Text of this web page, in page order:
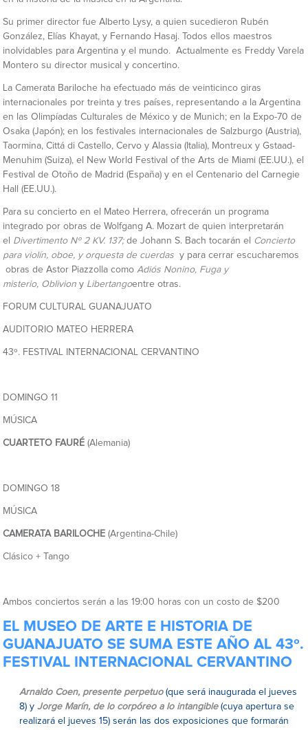
Su primer director fue Alberto Lysy, a quien sucedieron Rubén
González, Elías Khayat, y Fernando Hasaj. Todos ellos maestros
inolvidables para Argentina y el mundo. Actualmente es Freddy Varela
Montero su director musical y concertino.
La Camerata Bariloche ha efectuado más de veinticinco giras
internacionales por treinta y tres países, representando a la Argentina
en las Olimpíadas Culturales de México y de Munich; en la Expo-70 de
Osaka (Japón); en los festivales internacionales de Salzburgo (Austria),
Taormina, Cittá di Castello, Cervo y Alassia (Italia), Montreux y Gstaad-
Menuhim (Suiza), el New World Festival of the Arts de Miami (EE.UU.), el
Festival de Otoño de Madrid (España) y en el Centenario del Carnegie
Hall (EE.UU.).
Para su concierto en el Mateo Herrera, ofrecerán un programa
integrado por obras de Wolfgang A. Mozart de quien interpretarán
el Divertimento Nº 2 KV. 137;de Johann S. Bach tocarán el
Concierto
para violín, oboe, y orquesta de cuerdas
y para cerrar escucharemos
obras de Astor Piazzolla comoAdiós Nonino, Fuga y
misterio, Oblivion y Libertangoentre otras.
FORUM CULTURAL GUANAJUATO
AUDITORIO MATEO HERRERA
43º. FESTIVAL INTERNACIONAL CERVANTINO
DOMINGO 11
MÚSICA
CUARTETO FAURÉ (Alemania)
DOMINGO 18
MÚSICA
CAMERATA BARILOCHE (Argentina-Chile)
Clásico + Tango
Ambos conciertos serán a las 19:00 horas con un costo de $200
EL MUSEO DE ARTE E HISTORIA DE
GUANAJUATO SE SUMA ESTE AÑO AL 43º.
FESTIVAL INTERNACIONAL CERVANTINO
Arnaldo Coen, presente perpetuo(que será inaugurada el jueves
8) yJorge Marín, de lo corpóreo a lo intangible(cuya apertura se
realizará el jueves 15) serán las dos exposiciones que formarán